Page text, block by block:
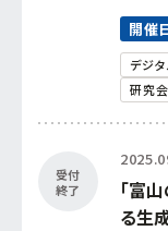
開催
デジ
研究会
受付
終了
「富
る生